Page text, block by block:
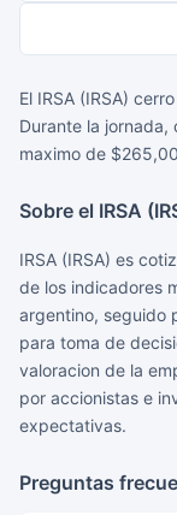
El IRSA (IRSA)
Durante la jornada,
maximo de
Sobre el IRSA
IRSA (IRSA) es
de los indicadores
argentino, seguido
para toma de
valoracion de la
por accionistas e
expectativas.
Preguntas